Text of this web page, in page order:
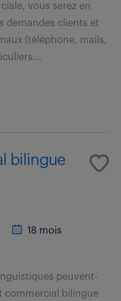
vous serez en
demandes clients et
(téléphone, mails,
bilingue
18 mois
peuvent-
commercial bilingue